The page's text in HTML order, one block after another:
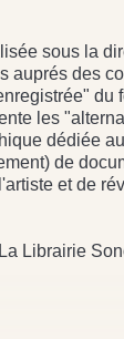
sous la
auprés des
du
les
dédiée
de
et de
Librairie